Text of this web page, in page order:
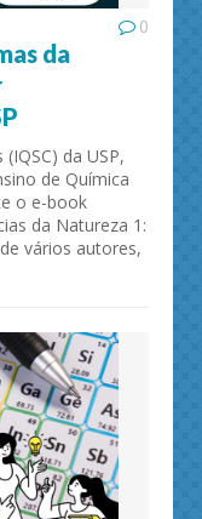
0
da
da USP,
de Química
o e-book
da Natureza 1:
vários autores,